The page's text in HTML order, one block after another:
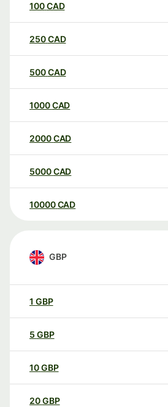
100CAD
250CAD
500CAD
1000CAD
2000CAD
5000CAD
10000 CAD
GBP
1 GBP
5 GBP
10GBP
20GBP